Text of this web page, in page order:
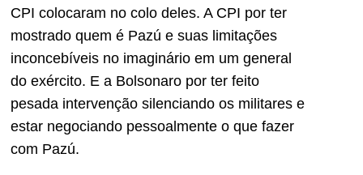
CPI colocaram no colo deles. A CPI por ter
mostrado quem é Pazú e suas limitações
inconcebíveis no imaginário em um general
do exército. E a Bolsonaro por ter feito
pesada intervenção silenciando os militares e
estar negociando pessoalmente o que fazer
com Pazú.